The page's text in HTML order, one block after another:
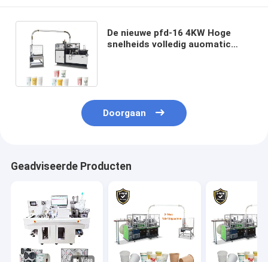
De nieuwe pfd-16 4KW Hoge
snelheids volledig auomatic
Doorgaan
Geadviseerde Producten